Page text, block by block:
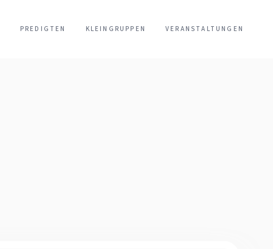
PREDIGTEN KLEINGRUPPEN VERANSTALTUNGEN